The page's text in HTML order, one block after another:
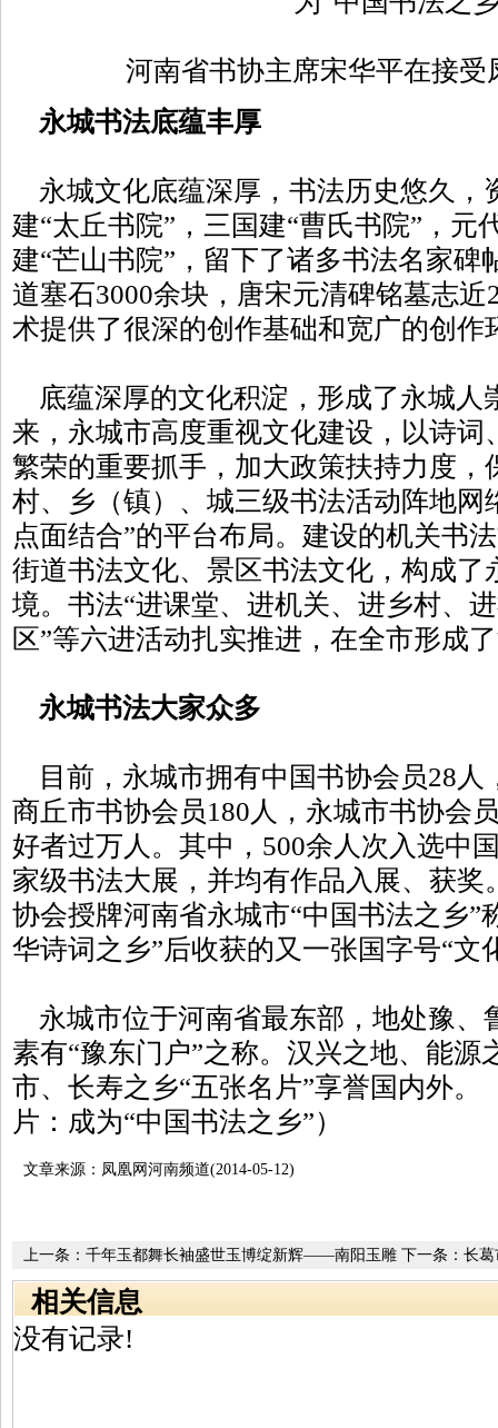
河南省书协主席宋华平在接受
永城书法底蕴丰厚
永城文化底蕴深厚，书法历史悠久，
建“太丘书院”，三国建“曹氏书院”，元
建“芒山书院”，留下了诸多书法名家碑
道塞石3000余块，唐宋元清碑铭墓志
术提供了很深的创作基础和宽广的创作
底蕴深厚的文化积淀，形成了永城人
来，永城市高度重视文化建设，以诗词
繁荣的重要抓手，加大政策扶持力度，
村、乡（镇）、城三级书法活动阵地网
点面结合”的平台布局。建设的机关书
街道书法文化、景区书法文化，构成了
境。书法“进课堂、进机关、进乡村、
区”等六进活动扎实推进，在全市形成
永城书法大家众多
目前，永城市拥有中国书协会员28
商丘市书协会员180人，永城市书协会
好者过万人。其中，500余人次入选中
家级书法大展，并均有作品入展、获
协会授牌河南省永城市“中国书法之乡”
华诗词之乡”后收获的又一张国字号“文
永城市位于河南省最东部，地处豫、
素有“豫东门户”之称。汉兴之地、能源
市、长寿之乡“五张名片”享誉国内外。
片：成为“中国书法之乡”）
文章来源：凤凰网河南频道(2014-05-12)
下一条： 长葛
上一条： 千年玉都舞长袖盛世玉博绽新辉——南阳玉雕
节综述
相关信息
没有记录!